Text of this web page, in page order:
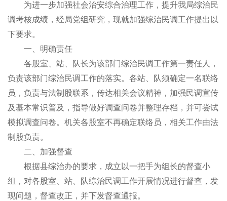
为进一步加强社会治安综合治理工作，提升我局综治民
调考核成绩，经局党组研究，现就加强综治民调工作提出以
下要求。
一、明确责任
各股室、站、队长为该部门综治民调工作第一责任人，
负责该部门综治民调工作的落实。各站、队须确定一名联络
员，负责与法制股联系，传达相关会议精神，加强民调宣传
及基本常识普及，指导做好调查问卷并整理存档，并可尝试
模拟调查问卷。机关各股室不再确定联络员，相关工作由法
制股负责。
二、加强督查
根据县综治办的要求，成立以一把手为组长的督查小
组，对各股室、站、队综治民调工作开展情况进行督查，发
现问题，督查改正，并下发督查通报。